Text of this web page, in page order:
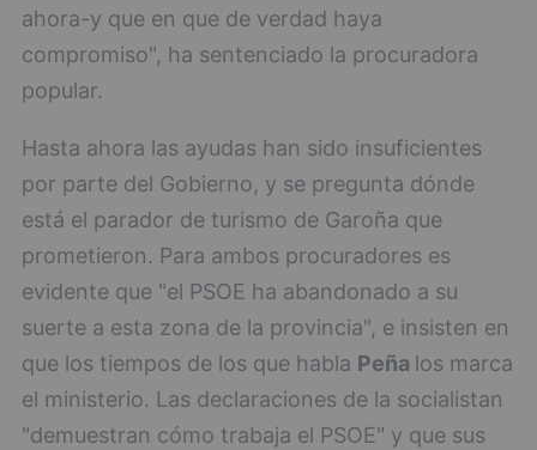
ahora-y que en que de verdad haya
compromiso", ha sentenciado la procuradora
popular.
Hasta ahora las ayudas han sido insuficientes
por parte del Gobierno, y se pregunta dónde
está el parador de turismo de Garoña que
prometieron. Para ambos procuradores es
evidente que "el PSOE ha abandonado a su
suerte a esta zona de la provincia", e insisten en
que los tiempos de los que habla Peña los marca
el ministerio. Las declaraciones de la socialistan
"demuestran cómo trabaja el PSOE" y que sus